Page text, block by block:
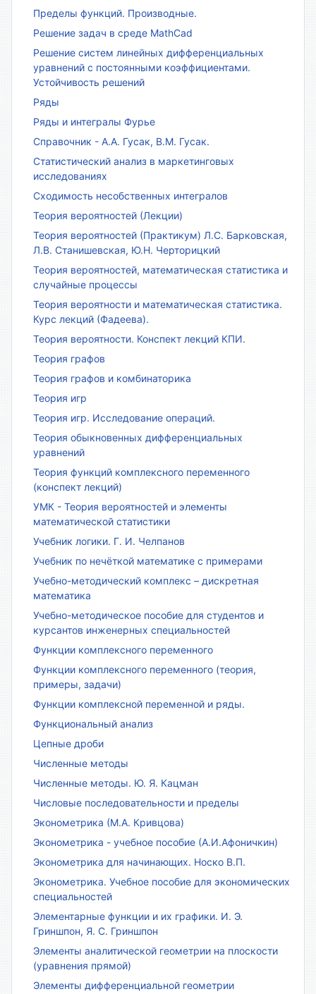
Пределы функций. Производные.
Решение задач в среде MathCad
Решение систем линейных дифференциальных
уравнений с постоянными коэффициентами.
Устойчивость решений
Ряды
Ряды и интегралы Фурье
Справочник - А.А. Гусак, В.М. Гусак.
Статистический анализ в маркетинговых
исследованиях
Сходимость несобственных интегралов
Теория вероятностей (Лекции)
Теория вероятностей (Практикум) Л.С. Барковская,
Л.В. Станишевская, Ю.Н. Черторицкий
Теория вероятностей, математическая статистика и
случайные процессы
Теория вероятности и математическая статистика.
Курс лекций (Фадеева).
Теория вероятности. Конспект лекций КПИ.
Теория графов
Теория графов и комбинаторика
Теория игр
Теория игр. Исследование операций.
Теория обыкновенных дифференциальных
уравнений
Теория функций комплексного переменного
(конспект лекций)
УМК - Теория вероятностей и элементы
математической статистики
Учебник логики. Г. И. Челпанов
Учебник по нечёткой математике с примерами
Учебно-методический комплекс – дискретная
математика
Учебно-методическое пособие для студентов и
курсантов инженерных специальностей
Функции комплексного переменного
Функции комплексного переменного (теория,
примеры, задачи)
Функции комплексной переменной и ряды.
Функциональный анализ
Цепные дроби
Численные методы
Численные методы. Ю. Я. Кацман
Числовые последовательности и пределы
Эконометрика (М.А. Кривцова)
Эконометрика - учебное пособие (А.И.Афоничкин)
Эконометрика для начинающих. Носко В.П.
Эконометрика. Учебное пособие для экономических
специальностей
Элементарные функции и их графики. И. Э.
Гриншпон, Я. С. Гриншпон
Элементы аналитической геометрии на плоскости
(уравнения прямой)
Элементы дифференциальной геометрии